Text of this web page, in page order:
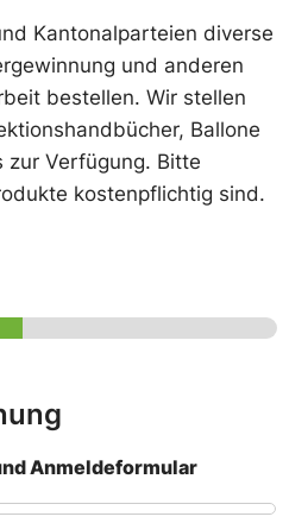
Kantonalparteien diverse
und anderen
bestellen. Wir stellen
Ballone
Verfügung. Bitte
kostenpflichtig sind.
Anmeldeformular